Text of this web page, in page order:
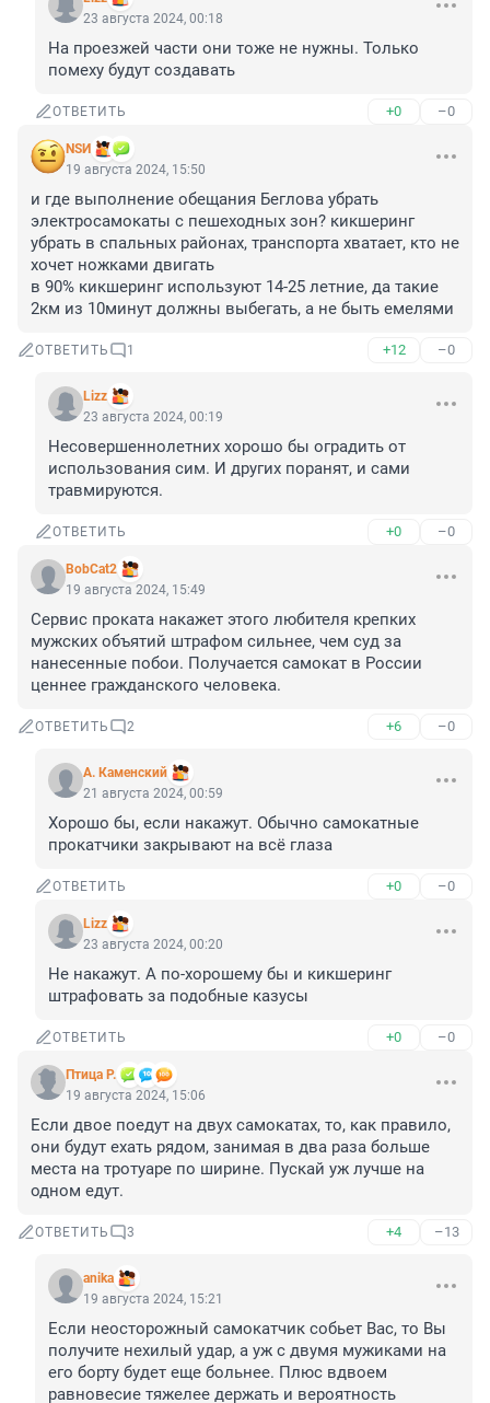
23 августа 2024, 00:18
На проезжей части они тоже не нужны. Только
помеху будут создавать
ОТВЕТИТЬ +0 –0
NSИ
19 августа 2024, 15:50
и где выполнение обещания Беглова убрать
электросамокаты с пешеходных зон? кикшеринг
убрать в спальных районах, транспорта хватает, кто не
хочет ножками двигать
в 90% кикшеринг используют 14-25 летние, да такие
2км из 10минут должны выбегать, а не быть емелями
ОТВЕТИТЬ 1 +12 –0
Lizz
23 августа 2024, 00:19
Несовершеннолетних хорошо бы оградить от
использования сим. И других поранят, и сами
травмируются.
ОТВЕТИТЬ +0 –0
BobCat2
19 августа 2024, 15:49
Сервис проката накажет этого любителя крепких
мужских объятий штрафом сильнее, чем суд за
нанесенные побои. Получается самокат в России
ценнее гражданского человека.
ОТВЕТИТЬ 2 +6 –0
А. Каменский
21 августа 2024, 00:59
Хорошо бы, если накажут. Обычно самокатные
прокатчики закрывают на всё глаза
ОТВЕТИТЬ +0 –0
Lizz
23 августа 2024, 00:20
Не накажут. А по-хорошему бы и кикшеринг
штрафовать за подобные казусы
ОТВЕТИТЬ +0 –0
Птица Р.
19 августа 2024, 15:06
Если двое поедут на двух самокатах, то, как правило,
они будут ехать рядом, занимая в два раза больше
места на тротуаре по ширине. Пускай уж лучше на
одном едут.
ОТВЕТИТЬ 3 +4 –13
anika
19 августа 2024, 15:21
Если неосторожный самокатчик собьет Вас, то Вы
получите нехилый удар, а уж с двумя мужиками на
его борту будет еще больнее. Плюс вдвоем
равновесие тяжелее держать и вероятность